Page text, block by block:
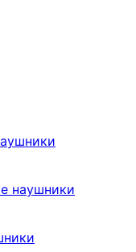
наушники